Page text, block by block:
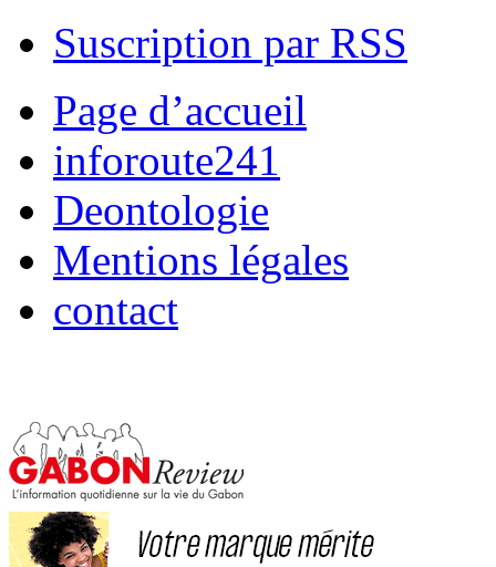
Suscription par RSS
Page d’accueil
inforoute241
Deontologie
Mentions légales
contact